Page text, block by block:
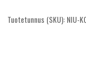
sähköpotkulauta
Tuotetunnus (SKU): NIU-